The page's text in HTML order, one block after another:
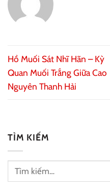
Hồ Muối Sát Nhĩ Hãn – Kỳ
Quan Muối Trắng Giữa Cao
Nguyên Thanh Hải
TÌM KIẾM